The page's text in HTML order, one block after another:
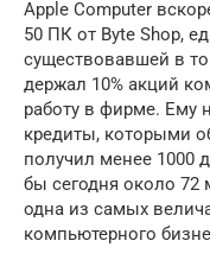
Apple Computer
50 ПК от Byte Shop,
существовавшей в
держал 10% акций
работу в фирме. Ему
кредиты, которыми
получил менее 1000
бы сегодня около
одна из самых
компьютерного